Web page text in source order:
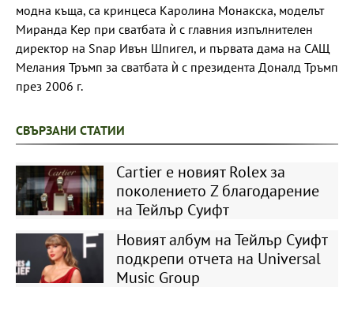
модна къща, са кринцеса Каролина Монакска, моделът
Миранда Кер при сватбата ѝ с главния изпълнителен
директор на Snap Ивън Шпигел, и първата дама на САЩ
Мелания Тръмп за сватбата ѝ с президента Доналд Тръмп
през 2006 г.
СВЪРЗАНИ СТАТИИ
Cartier е новият Rolex за
поколението Z благодарение
на Тейлър Суифт
Новият албум на Тейлър Суифт
подкрепи отчета на Universal
Music Group